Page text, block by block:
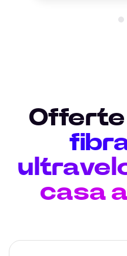
casa